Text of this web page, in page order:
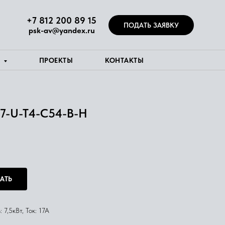
+7 812 200 89 15
psk-av@yandex.ru
ПОДАТЬ ЗАЯВКУ
ПРОЕКТЫ КОНТАКТЫ
U-T4-C54-B-H
Ток: 17А